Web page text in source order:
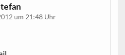
um 21:48 Uhr